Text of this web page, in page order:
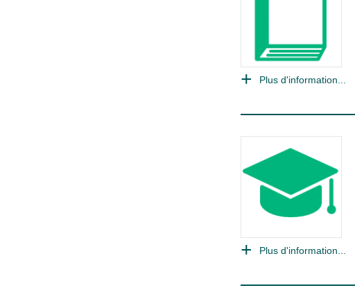
Plus d'information...
Plus d'information...